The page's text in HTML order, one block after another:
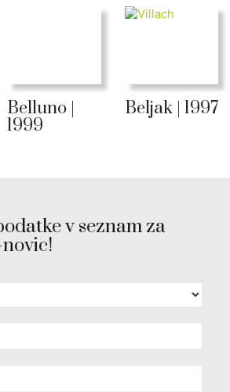
Belluno |
1999
Beljak | 1997
v seznam za